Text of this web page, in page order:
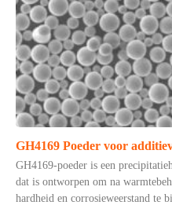
GH4169 Poeder voor
GH4169-poeder is een
dat is ontworpen om na
hardheid en corrosieweerstand te